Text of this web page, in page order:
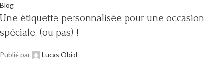
Blog
Une étiquette personnalisée pour une occasion
spéciale, (ou pas) !
Publié par
Lucas Obiol